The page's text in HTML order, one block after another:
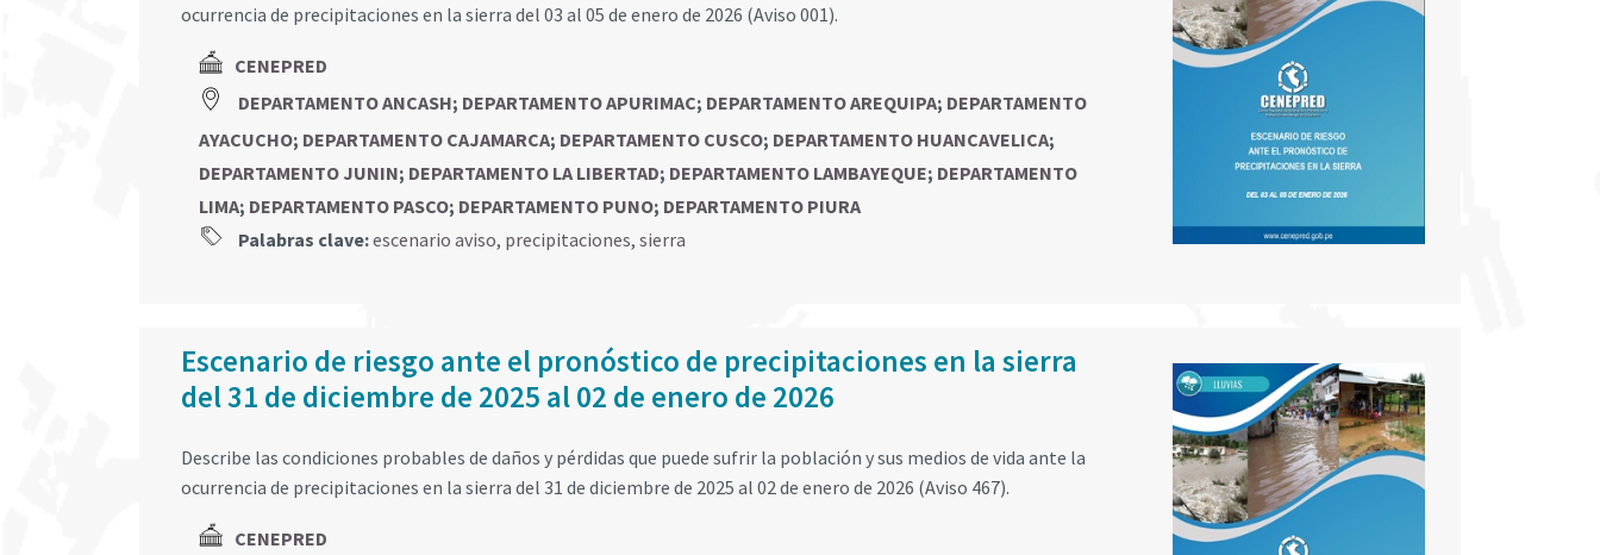
ocurrencia de precipitaciones en la sierra del 03 al 05 de enero de 2026 (Aviso 001).
CENEPRED
DEPARTAMENTO ANCASH; DEPARTAMENTO APURIMAC; DEPARTAMENTO AREQUIPA; DEPARTAMENTO
AYACUCHO; DEPARTAMENTO CAJAMARCA; DEPARTAMENTO CUSCO; DEPARTAMENTO HUANCAVELICA;
DEPARTAMENTO JUNIN; DEPARTAMENTO LA LIBERTAD; DEPARTAMENTO LAMBAYEQUE; DEPARTAMENTO
LIMA; DEPARTAMENTO PASCO; DEPARTAMENTO PUNO; DEPARTAMENTO PIURA
Palabras clave:escenario aviso, precipitaciones, sierra
Escenario de riesgo ante el pronóstico de precipitaciones en la sierra
del 31 de diciembre de 2025 al 02 de enero de 2026
Describe las condiciones probables de daños y pérdidas que puede sufrir la población y sus medios de vida ante la
ocurrencia de precipitaciones en la sierra del 31 de diciembre de 2025 al 02 de enero de 2026 (Aviso 467).
CENEPRED